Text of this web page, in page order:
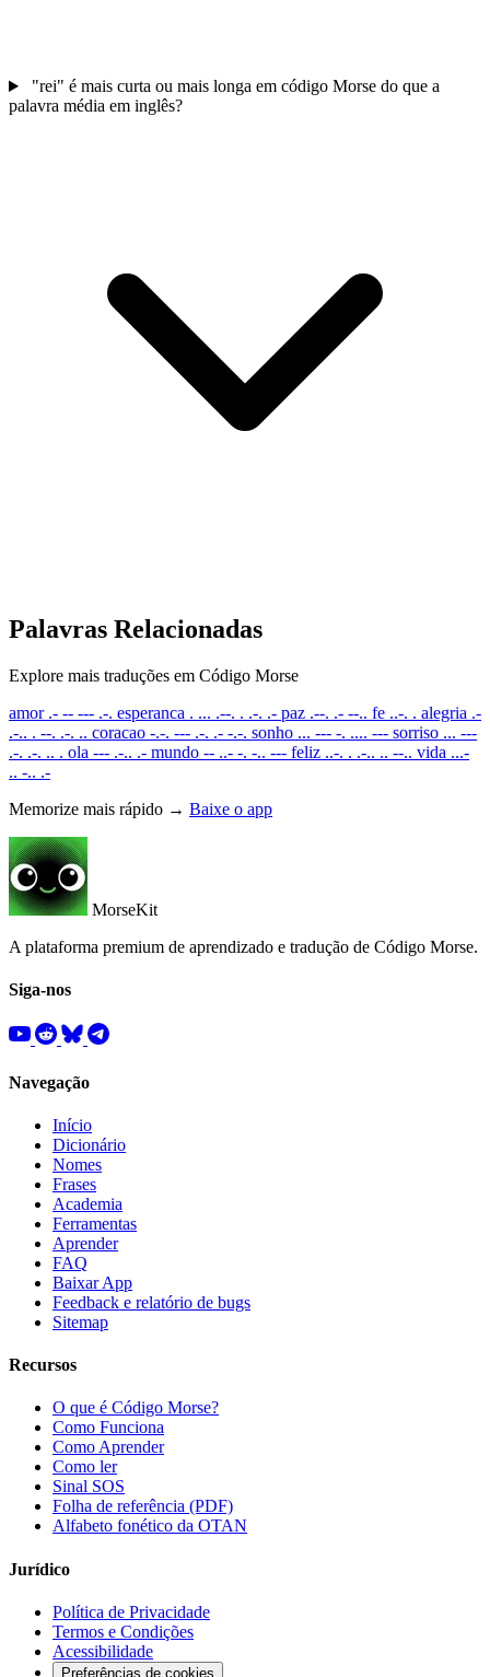
"rei" é mais curta ou mais longa em código Morse do que a
palavra média em inglês?
Palavras Relacionadas
Explore mais traduções em Código Morse
amor .- -- --- .-. esperanca . ... .--. . .-. .- paz .--. .- --.. fe ..-. . alegria .-
.-.. . --. .-. .. coracao -.-. --- .-. .- -.-. sonho ... --- -. .... --- sorriso ... ---
.-. .-. .. . ola --- .-.. .- mundo -- ..- -. -.. --- feliz ..-. . .-.. .. --.. vida ...-
.. -.. .-
Memorize mais rápido → Baixe o app
MorseKit
A plataforma premium de aprendizado e tradução de Código Morse.
Siga-nos
Navegação
Início
Dicionário
Nomes
Frases
Academia
Ferramentas
Aprender
FAQ
Baixar App
Feedback e relatório de bugs
Sitemap
Recursos
O que é Código Morse?
Como Funciona
Como Aprender
Como ler
Sinal SOS
Folha de referência (PDF)
Alfabeto fonético da OTAN
Jurídico
Política de Privacidade
Termos e Condições
Acessibilidade
Preferências de cookies